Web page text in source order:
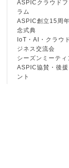
ASPICクラウド
ラム
ASPIC創立15周
念式典
IoT・AI・クラウ
ジネス交流会
シーズンミーティ
ASPIC協賛・後
ント